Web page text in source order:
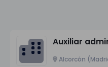
Auxiliar
Alcorcón